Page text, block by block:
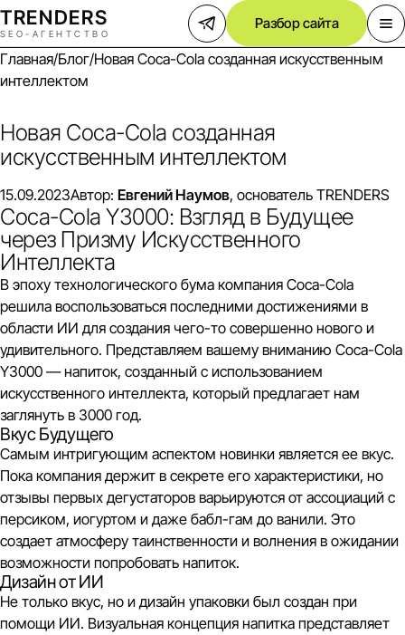
TRENDERS
SEO-АГЕНТСТВО
Разбор сайта
Главная/Блог/Новая Coca-Cola созданная искусственным
интеллектом
Новая Coca-Cola созданная
искусственным интеллектом
15.09.2023Автор: Евгений Наумов, основатель TRENDERS
Coca-Cola Y3000: Взгляд в Будущее
через Призму Искусственного
Интеллекта
В эпоху технологического бума компания Coca-Cola
решила воспользоваться последними достижениями в
области ИИ для создания чего-то совершенно нового и
удивительного. Представляем вашему вниманию Coca-Cola
Y3000 — напиток, созданный с использованием
искусственного интеллекта, который предлагает нам
заглянуть в 3000 год.
Вкус Будущего
Самым интригующим аспектом новинки является ее вкус.
Пока компания держит в секрете его характеристики, но
отзывы первых дегустаторов варьируются от ассоциаций с
персиком, иогуртом и даже бабл-гам до ванили. Это
создает атмосферу таинственности и волнения в ожидании
возможности попробовать напиток.
Дизайн от ИИ
Не только вкус, но и дизайн упаковки был создан при
помощи ИИ. Визуальная концепция напитка представляет